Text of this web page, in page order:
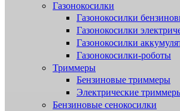
Газонокосилки
Газонокосилки
Газонокосилки
Газонокосилки
Газонокосилки-роботы
Триммеры
Бензиновые триммеры
Электрические
Бензиновые сенокосилки